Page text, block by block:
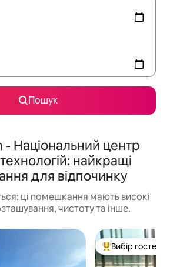
Пошук
Національний центр
найкращі
для відпочинку
ці помешкання мають високі
чистоту та інше.
Топ вибір гостей
Вибір гостей